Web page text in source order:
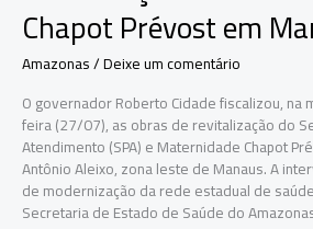
Chapot Prévost em
Amazonas/Deixe um comentário
O governador Roberto Cidade fiscalizou, na
feira (27/07), as obras de revitalização do
Atendimento (SPA) e Maternidade Chapot
Antônio Aleixo, zona leste de Manaus. A
de modernização da rede estadual de
Secretaria de Estado de Saúde do